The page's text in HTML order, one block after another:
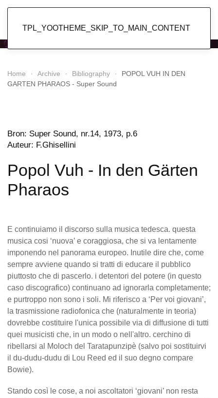
TPL_YOOTHEME_SKIP_TO_MAIN_CONTENT
Home Archive Bibliography
POPOL VUH IN DEN
GARTEN PHARAOS - Super Sound
Bron: Super Sound, nr.14, 1973, p.6
Auteur: F.Ghisellini
Popol Vuh - In den Gärten
Pharaos
E continuiamo il discorso sulla musica tedesca. questa
musica cosi ‘nuova’ e coraggiosa, che si va lentamente
imponendo nel panorama europeo. Inutile dire che, come
sempre avviene quando si tratti di educare il pubblico
piuttosto che di pascerlo. i detentori del potere (in questo
caso discografico) continuano ad ignorarla completamente;
e purtroppo non sono i soli. Mi riferisco a ‘Per voi giovani’,
la trasmissione radiofonica che (naturalmente in teoria)
dovrebbe costituire l'unica possibile via di diffusione di tutti
quei musicisti che, in un modo o nell'altro. cerchino di
ribellarsi al Moloch del Taratapunzipè (salvo poi sostituirvi
il du-dudu-dudu di Lou Reed ed il suo degno compare
Bowie).
Stando così le cose, a noi ascoltatori ‘giovani’ non resta